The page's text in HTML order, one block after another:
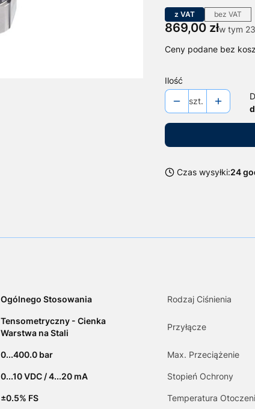
z VAT bez VAT
Cena
869,00 złw tym
w tym
Ceny podane bez
Ilość
szt.
Czas wysyłki:24
Ogólnego Stosowania Rodzaj Ciśnienia
Tensometryczny - Cienka
Warstwa na Stali
Przyłącze
0...400.0 bar Max. Przeciążenie
0...10 VDC / 4...20 mA Stopień Ochrony
­±0.5% FS Temperatura